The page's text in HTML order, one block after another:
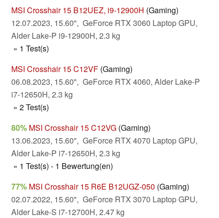
MSI Crosshair 15 B12UEZ, i9-12900H (Gaming)
12.07.2023, 15.60", GeForce RTX 3060 Laptop GPU,
Alder Lake-P i9-12900H, 2.3 kg
» 1 Test(s)
MSI Crosshair 15 C12VF (Gaming)
06.08.2023, 15.60", GeForce RTX 4060, Alder Lake-P
i7-12650H, 2.3 kg
» 2 Test(s)
80% MSI Crosshair 15 C12VG (Gaming)
13.06.2023, 15.60", GeForce RTX 4070 Laptop GPU,
Alder Lake-P i7-12650H, 2.3 kg
» 1 Test(s) - 1 Bewertung(en)
77% MSI Crosshair 15 R6E B12UGZ-050 (Gaming)
02.07.2022, 15.60", GeForce RTX 3070 Laptop GPU,
Alder Lake-S i7-12700H, 2.47 kg